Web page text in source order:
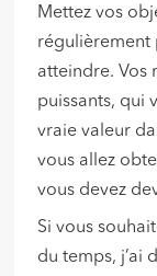
Mettez vos
régulièrement
atteindre. Vos
puissants, qui
vraie valeur
vous allez
vous devez
Si vous
du temps, j’ai